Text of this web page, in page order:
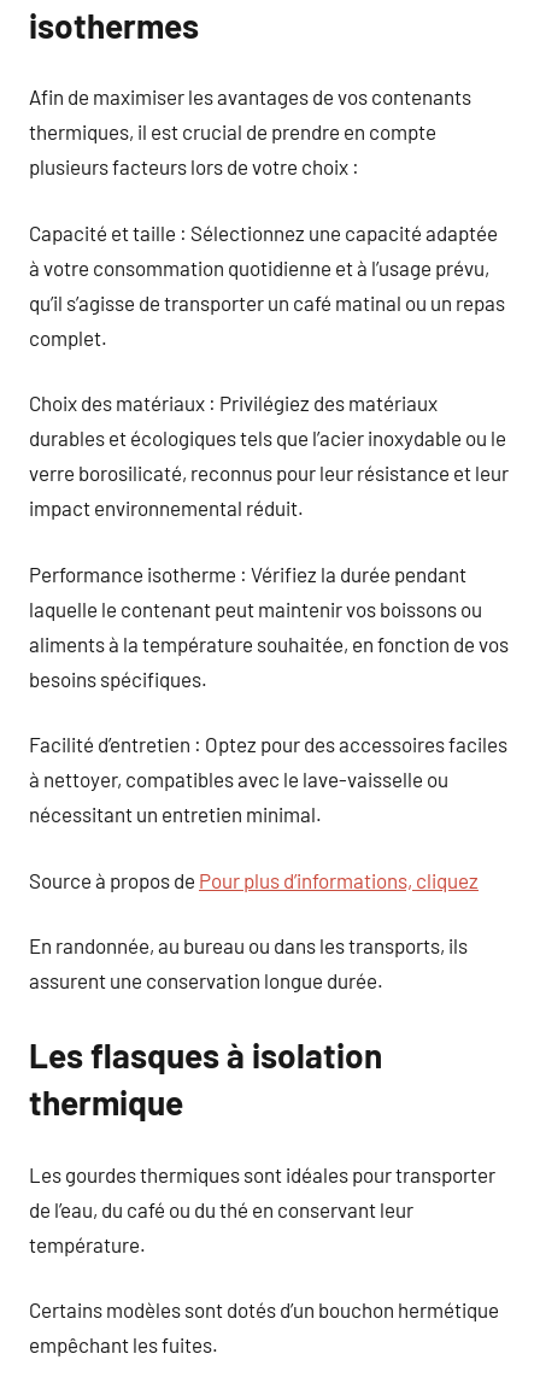
isothermes
Afin de maximiser les avantages de vos contenants
thermiques, il est crucial de prendre en compte
plusieurs facteurs lors de votre choix :
Capacité et taille : Sélectionnez une capacité adaptée
à votre consommation quotidienne et à l’usage prévu,
qu’il s’agisse de transporter un café matinal ou un repas
complet.
Choix des matériaux : Privilégiez des matériaux
durables et écologiques tels que l’acier inoxydable ou le
verre borosilicaté, reconnus pour leur résistance et leur
impact environnemental réduit.
Performance isotherme : Vérifiez la durée pendant
laquelle le contenant peut maintenir vos boissons ou
aliments à la température souhaitée, en fonction de vos
besoins spécifiques.
Facilité d’entretien : Optez pour des accessoires faciles
à nettoyer, compatibles avec le lave-vaisselle ou
nécessitant un entretien minimal.
Source à propos de Pour plus d’informations, cliquez
En randonnée, au bureau ou dans les transports, ils
assurent une conservation longue durée.
Les flasques à isolation
thermique
Les gourdes thermiques sont idéales pour transporter
de l’eau, du café ou du thé en conservant leur
température.
Certains modèles sont dotés d’un bouchon hermétique
empêchant les fuites.